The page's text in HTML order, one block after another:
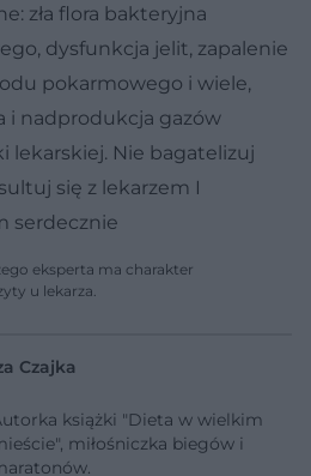
zła flora bakteryjna
dysfunkcja jelit, zapalenie
pokarmowego i wiele,
i nadprodukcja gazów
lekarskiej. Nie bagatelizuj
się z lekarzem I
serdecznie
eksperta ma charakter
u lekarza.
Czajka
książki "Dieta w wielkim
miłośniczka biegów i